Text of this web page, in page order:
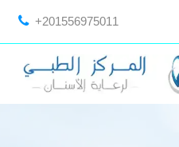
+201556975011